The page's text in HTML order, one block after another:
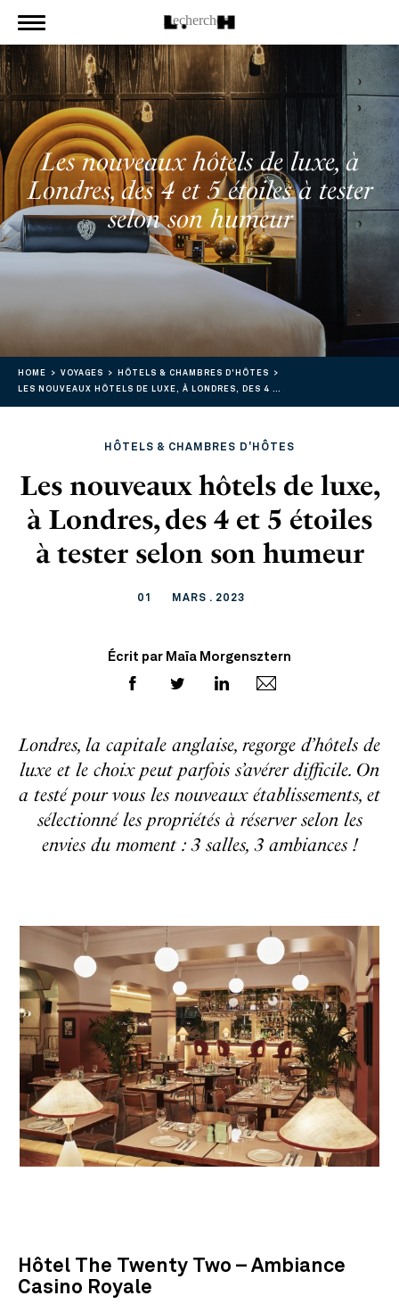
Les nouveaux hôtels de luxe, à
Londres, des 4 et 5 étoiles à tester
selon son humeur
HOME VOYAGES
HÔTELS & CHAMBRES D'HÔTES
LES NOUVEAUX HÔTELS DE LUXE, À LONDRES, DES 4 ET 5 ÉTOILES À TESTER SELON SON HUMEUR
HÔTELS & CHAMBRES D'HÔTES
Les nouveaux hôtels de luxe,
à Londres, des 4 et 5 étoiles
à tester selon son humeur
01 MARS . 2023
Écrit par Maïa Morgensztern
Londres, la capitale anglaise, regorge d’hôtels de
luxe et le choix peut parfois s’avérer difficile. On
a testé pour vous les nouveaux établissements, et
sélectionné les propriétés à réserver selon les
envies du moment : 3 salles, 3 ambiances !
Hôtel The Twenty Two – Ambiance
Casino Royale